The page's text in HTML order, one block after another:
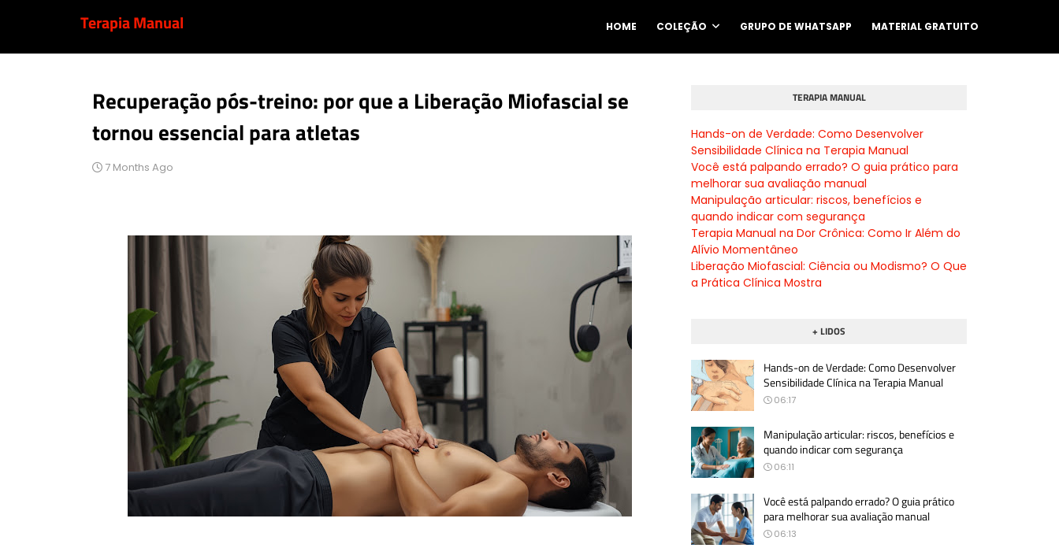
Terapia Manual HOME COLEÇÃO GRUPO DE WHATSAPP MATERIAL GRATUITO
Recuperação pós-treino: por que a Liberação Miofascial se
tornou essencial para atletas
7 Months Ago
TERAPIA MANUAL
Hands-on de Verdade: Como Desenvolver
Sensibilidade Clínica na Terapia Manual
Você está palpando errado? O guia prático para
melhorar sua avaliação manual
Manipulação articular: riscos, benefícios e
quando indicar com segurança
Terapia Manual na Dor Crônica: Como Ir Além do
Alívio Momentâneo
Liberação Miofascial: Ciência ou Modismo? O Que
a Prática Clínica Mostra
+ LIDOS
Hands-on de Verdade: Como Desenvolver
Sensibilidade Clínica na Terapia Manual
06:17
Manipulação articular: riscos, benefícios e
quando indicar com segurança
06:11
Você está palpando errado? O guia prático
para melhorar sua avaliação manual
06:13